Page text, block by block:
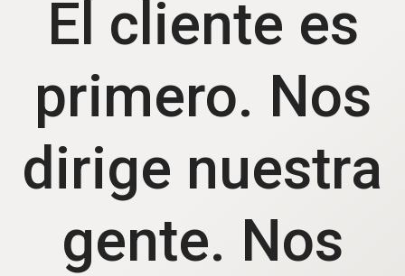
El cliente es
primero. Nos
dirige nuestra
gente. Nos